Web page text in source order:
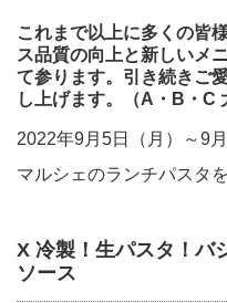
これまで以上に多くの皆
ス品質の向上と新しいメ
て参ります。引き続きご
し上げます。（A・B・C
2022年9月5日（月）～9
マルシェのランチパスタ
X 冷製！生パスタ！バ
ソース